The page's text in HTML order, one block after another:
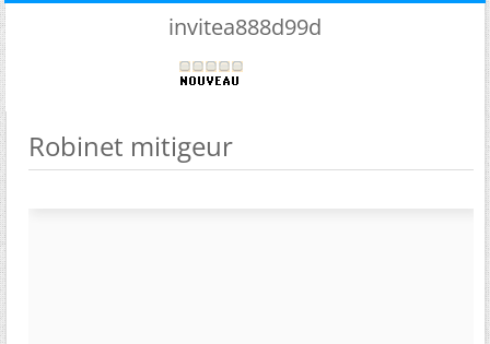
invitea888d99d
Robinet mitigeur